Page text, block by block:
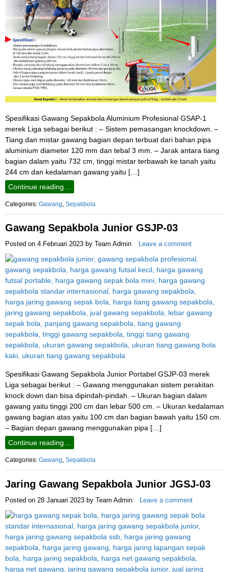
Spesifikasi Gawang Sepakbola Aluminium Profesional GSAP-1
merek Liga sebagai berikut : – Sistem pemasangan knockdown. –
Tiang dan mistar gawang bagian depan terbuat dari bahan pipa
aluminium diameter 120 mm dan tebal 3 mm. – Jarak antara tiang
bagian dalam yaitu 732 cm, tinggi mistar terbawah ke tanah yaitu
244 cm dan kedalaman gawang yaitu […]
Continue reading…
Categories: Gawang Sepakbola
Gawang Sepakbola Junior GSJP-03
Posted on 4 Februari 2023 by Team Admin Leave a comment
Spesifikasi Gawang Sepakbola Junior Portabel GSJP-03 merek
Liga sebagai berikut : – Gawang menggunakan sistem perakitan
knock down dan bisa dipindah-pindah. – Ukuran bagian dalam
gawang yaitu tinggi 200 cm dan lebar 500 cm. – Ukuran kedalaman
gawang bagian atas yaitu 100 cm dan bagian bawah yaitu 150 cm.
– Bagian depan gawang menggunakan pipa […]
Continue reading…
Categories: Gawang Sepakbola
Jaring Gawang Sepakbola Junior JGSJ-03
Posted on 28 Januari 2023 by Team Admin Leave a comment